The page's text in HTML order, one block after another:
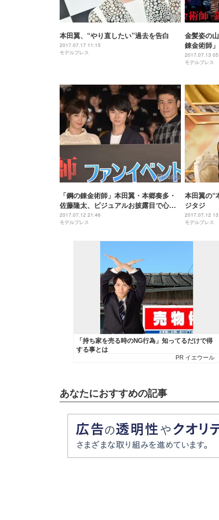
本田翼、“やり直したい”過去を告白
2017.07.17 11:15
モデルプレス
金髪姿の
錬金術師
カらメイ
解禁
2017.07.13
モデルプレス
「鋼の錬金術師」本田翼・本郷奏多・
佐藤隆太、ビジュアルお披露目で心境
吐露「全てを出した」
2017.07.12 21:46
モデルプレス
本田翼の“
ジタジ
2017.07.12
モデルプレス
あなたにおすすめの記事